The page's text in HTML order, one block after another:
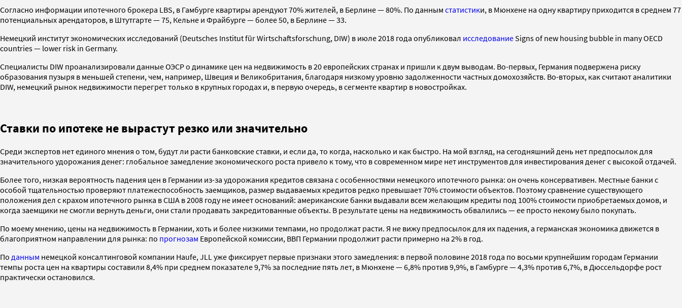
Согласно информации ипотечного брокера LBS, в Гамбурге квартиры арендуют 70% жителей, в Берлине — 80%. По данным статистики, в Мюнхене на одну квартиру приходится в среднем 77
потенциальных арендаторов, в Штутгарте — 75, Кельне и Фрайбурге — более 50, в Берлине — 33.
Немецкий институт экономических исследований (Deutsches Institut für Wirtschaftsforschung, DIW) в июле 2018 года опубликовал исследованиеSigns of new housing bubble in many OECD
countries — lower risk in Germany.
Специалисты DIW проанализировали данные ОЭСР о динамике цен на недвижимость в 20 европейских странах и пришли к двум выводам. Во-первых, Германия подвержена риску
образования пузыря в меньшей степени, чем, например, Швеция и Великобритания, благодаря низкому уровню задолженности частных домохозяйств. Во-вторых, как считают аналитики
DIW, немецкий рынок недвижимости перегрет только в крупных городах и, в первую очередь, в сегменте квартир в новостройках.
Ставки по ипотеке не вырастут резко или значительно
Среди экспертов нет единого мнения о том, будут ли расти банковские ставки, и если да, то когда, насколько и как быстро. На мой взгляд, на сегодняшний день нет предпосылок для
значительного удорожания денег: глобальное замедление экономического роста привело к тому, что в современном мире нет инструментов для инвестирования денег с высокой отдачей.
Более того, низкая вероятность падения цен в Германии из-за удорожания кредитов связана с особенностями немецкого ипотечного рынка: он очень консервативен. Местные банки с
особой тщательностью проверяют платежеспособность заемщиков, размер выдаваемых кредитов редко превышает 70% стоимости объектов. Поэтому сравнение существующего
положения дел с крахом ипотечного рынка в США в 2008 году не имеет оснований: американские банки выдавали всем желающим кредиты под 100% стоимости приобретаемых домов, и
когда заемщики не смогли вернуть деньги, они стали продавать закредитованные объекты. В результате цены на недвижимость обвалились — ее просто некому было покупать.
По моему мнению, цены на недвижимость в Германии, хоть и более низкими темпами, но продолжат расти. Я не вижу предпосылок для их падения, а германская экономика движется в
благоприятном направлении для рынка: по прогнозам Европейской комиссии, ВВП Германии продолжит расти примерно на 2% в год.
По данным немецкой консалтинговой компании Haufe, JLL уже фиксирует первые признаки этого замедления: в первой половине 2018 года по восьми крупнейшим городам Германии
темпы роста цен на квартиры составили 8,4% при среднем показателе 9,7% за последние пять лет, в Мюнхене — 6,8% против 9,9%, в Гамбурге — 4,3% против 6,7%, в Дюссельдорфе рост
практически остановился.